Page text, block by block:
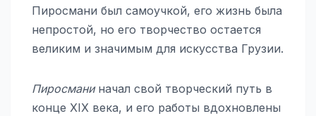
Пиросмани был самоучкой, его жизнь была
непростой, но его творчество остается
великим и значимым для искусства Грузии.
Пиросманиначал свой творческий путь в
конце XIX века, и его работы вдохновлены